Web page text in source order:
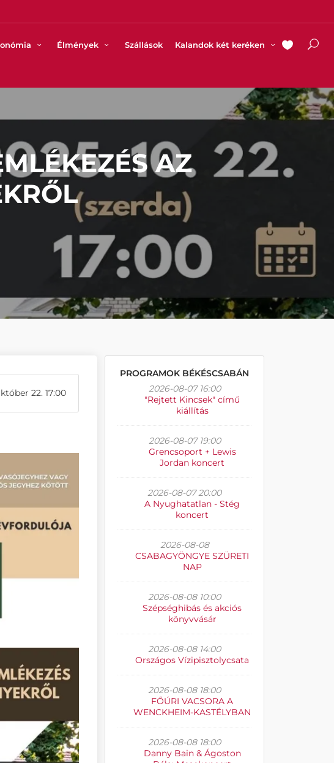
Élmények Szállások Kalandok két keréken
AZ
22. 17:00
PROGRAMOK BÉKÉSCSABÁN
2026-08-07 16:00
"Rejtett Kincsek" című
kiállítás
2026-08-07 19:00
Grencsoport + Lewis
Jordan koncert
2026-08-07 20:00
A Nyughatatlan - Stég
koncert
2026-08-08
CSABAGYÖNGYE SZÜRETI
NAP
2026-08-08 10:00
Szépséghibás és akciós
könyvvásár
2026-08-08 14:00
Országos Vízipisztolycsata
2026-08-08 18:00
FŐÚRI VACSORA A
WENCKHEIM-KASTÉLYBAN
2026-08-08 18:00
Danny Bain & Ágoston